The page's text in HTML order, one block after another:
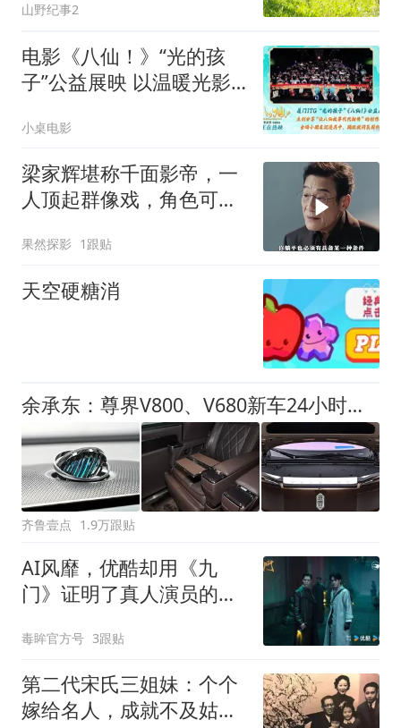
山野纪事2
电影《八仙！》“光的孩
子”公益展映 以温暖光影
小桌电影
梁家辉堪称千面影帝，一
人顶起群像戏，角色可塑
果然探影 1跟贴
天空硬糖消
余承东：尊界V800、V680新车24小时大定突破3500台
齐鲁壹点 1.9万跟贴
AI风靡，优酷却用《九
门》证明了真人演员的不
毒眸官方号 3跟贴
第二代宋氏三姐妹：个个
嫁给名人，成就不及姑